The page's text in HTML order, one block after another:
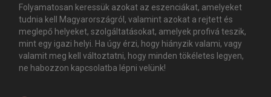
Folyamatosan keressük azokat az eszenciákat, amelyeket
tudnia kell Magyarországról, valamint azokat a rejtett és
meglepő helyeket, szolgáltatásokat, amelyek profivá teszik,
mint egy igazi helyi. Ha úgy érzi, hogy hiányzik valami, vagy
valamit meg kell változtatni, hogy minden tökéletes legyen,
ne habozzon kapcsolatba lépni velünk!